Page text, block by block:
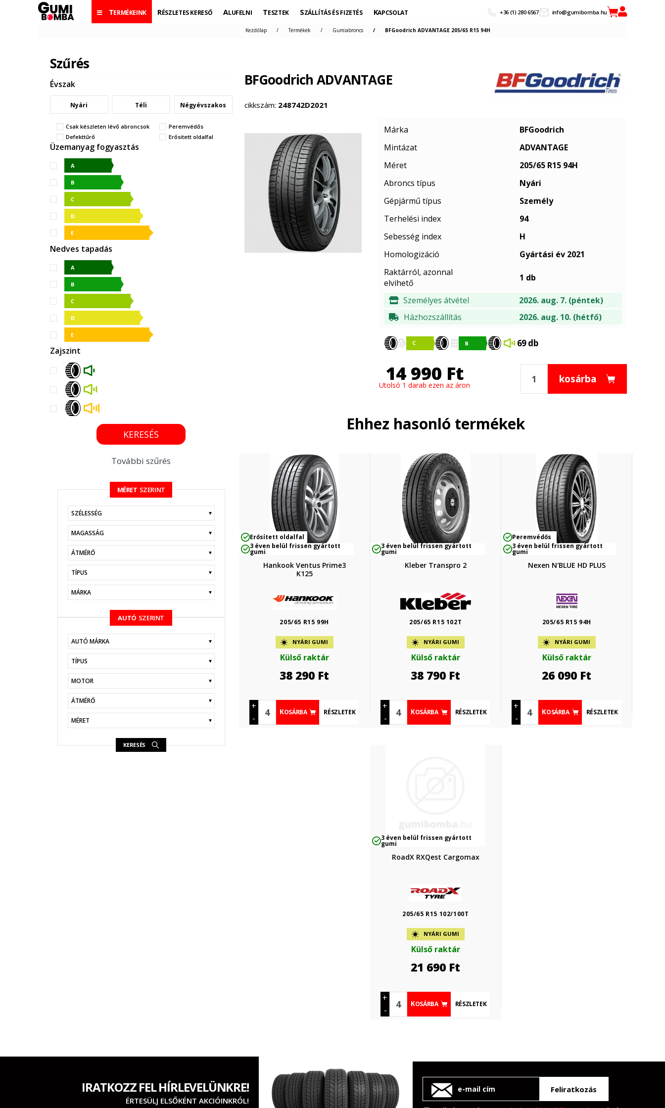
TERMÉKEINK RÉSZLETES KERESŐ ALUFELNI TESZTEK SZÁLLÍTÁS ÉS FIZETÉS KAPCSOLAT +36 (1) 280 6567 info@gumibomba.hu
Szűrés
Évszak
Nyári Téli Négyévszakos
Csak készleten lévő abroncsok
Peremvédős
Defekttűrő
Erősitett oldalfal
Üzemanyag fogyasztás
Nedves tapadás
Zajszint
KERESÉS
További szűrés
MÉRET SZERINT
KERESÉS
AUTÓ SZERINT
KERESÉS
Kezdőlap Termékek Gumiabroncs BFGoodrich ADVANTAGE 205/65 R15 94H
BFGoodrich ADVANTAGE
cikkszám: 248742D2021
Márka
BFGoodrich
Mintázat
ADVANTAGE
Méret
205/65 R15 94H
Abroncs típus
Nyári
Gépjármű típus
Személy
Terhelési index
94
Sebesség index
H
Homologizáció
Gyártási év 2021
Raktárról, azonnal
elvihető
1 db
Személyes átvétel
2026. aug. 7. (péntek)
Házhozszállítás
2026. aug. 10. (hétfő)
69 db
14 990 Ft
Utolsó 1 darab ezen az áron kosárba
Ehhez hasonló termékek
Erősített oldalfal
3 éven belül frissen gyártott
gumi
Hankook Ventus Prime3
K125
205/65 R15 99H
NYÁRI GUMI
Külső raktár
38 290 Ft
+
-
KOSÁRBA RÉSZLETEK
3 éven belül frissen gyártott
gumi
Kleber Transpro 2
205/65 R15 102T
NYÁRI GUMI
Külső raktár
38 790 Ft
+
-
KOSÁRBA RÉSZLETEK
Peremvédős
3 éven belül frissen gyártott
gumi
Nexen N'BLUE HD PLUS
205/65 R15 94H
NYÁRI GUMI
Külső raktár
26 090 Ft
+
-
KOSÁRBA RÉSZLETEK
3 éven belül frissen gyártott
gumi
RoadX RXQest Cargomax
205/65 R15 102/100T
NYÁRI GUMI
Külső raktár
21 690 Ft
+
-
KOSÁRBA RÉSZLETEK
IRATKOZZ FEL HÍRLEVELÜNKRE!
ÉRTESÜLJ ELSŐKÉNT AKCIÓINKRÓL!
Feliratkozás